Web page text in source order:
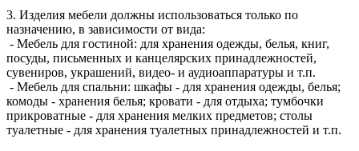
3. Изделия мебели должны использоваться только по
назначению, в зависимости от вида:
- Мебель для гостиной: для хранения одежды, белья, книг,
посуды, письменных и канцелярских принадлежностей,
сувениров, украшений, видео- и аудиоаппаратуры и т.п.
- Мебель для спальни: шкафы - для хранения одежды, белья;
комоды - хранения белья; кровати - для отдыха; тумбочки
прикроватные - для хранения мелких предметов; столы
туалетные - для хранения туалетных принадлежностей и т.п.